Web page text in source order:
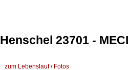
Henschel 23701 -
zum Lebenslauf / Fotos